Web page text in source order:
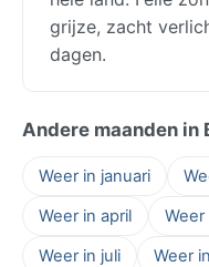
grijze, zacht
dagen.
Andere maanden in
Weer in januari
Weer in april
Weer
Weer in juli
Weer